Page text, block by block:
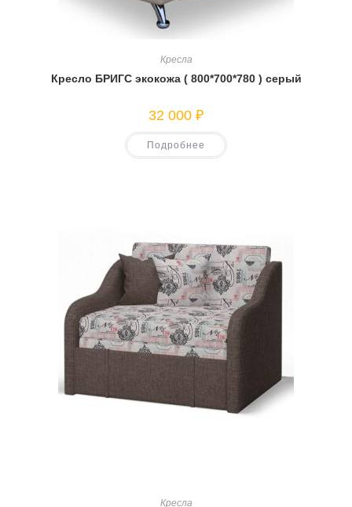
Кресла
Кресло БРИГС экокожа ( 800*700*780 ) серый
32 000 ₽
Подробнее
Кресла